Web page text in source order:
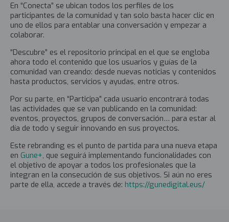
En “Conecta” se ubican todos los perfiles de los
participantes de la comunidad y tan solo basta hacer clic en
uno de ellos para entablar una conversación y empezar a
colaborar.
“Descubre” es el repositorio principal en el que se engloba
ahora todo el contenido que los usuarios y guías de la
comunidad van creando: desde nuevas noticias y contenidos
hasta productos, servicios y ayudas, entre otros.
Por su parte, en “Participa” cada usuario encontrará todas
las actividades que se van publicando en la comunidad:
eventos, proyectos, grupos de conversación… para estar al
día de todo y seguir innovando en sus proyectos.
Este rebranding es el punto de partida para una nueva etapa
en Gune+, que seguirá implementando funcionalidades con
el objetivo de apoyar a todos los profesionales que la
integran en la consecución de sus objetivos. Si aún no eres
parte de ella, accede a través de: https://gunedigital.eus/